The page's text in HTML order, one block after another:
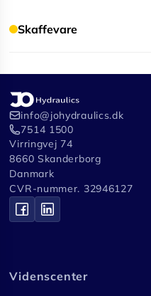
Skaffevare
info@johydraulics.dk
7514 1500
Virringvej 74
8660 Skanderborg
Danmark
CVR-nummer. 32946127
Videnscenter